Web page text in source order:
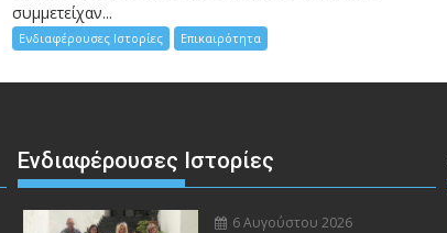
συμμετείχαν...
Ενδιαφέρουσες Ιστορίες Επικαιρότητα
Ενδιαφέρουσες Ιστορίες
6 Αυγούστου 2026